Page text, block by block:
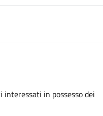
in possesso dei